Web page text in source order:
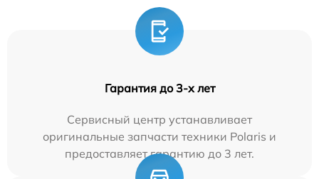
Гарантия до 3-х лет
Сервисный центр устанавливает
оригинальные запчасти техники Polaris и
предоставляет гарантию до 3 лет.